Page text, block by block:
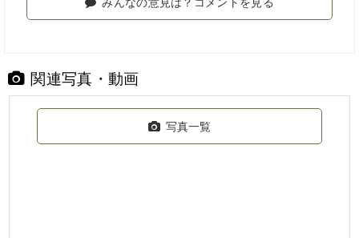
関連写真・動画
写真一覧